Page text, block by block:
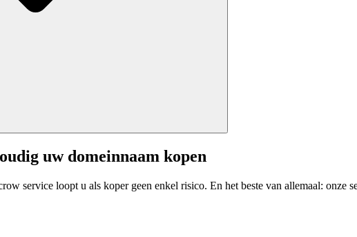
uw domeinnaam kopen
service loopt u als koper geen enkel risico. En het beste van allemaal: onze